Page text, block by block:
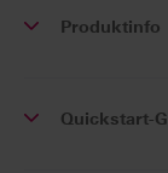
Produktinfo
Quickstart-